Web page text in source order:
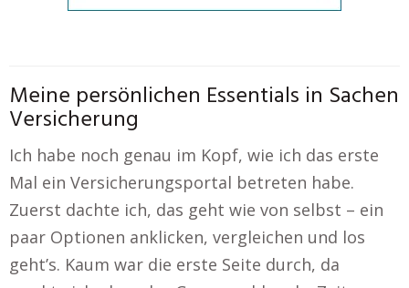
Meine persönlichen Essentials in Sachen
Versicherung
Ich habe noch genau im Kopf, wie ich das erste
Mal ein Versicherungsportal betreten habe.
Zuerst dachte ich, das geht wie von selbst – ein
paar Optionen anklicken, vergleichen und los
geht’s. Kaum war die erste Seite durch, da